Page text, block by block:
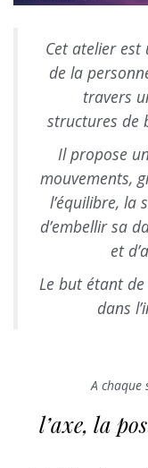
Cet atelier
de la
travers
structures de
Il propose
mouvements,
l’équilibre, la
d’embellir sa
et
Le but étant
dans
A chaque
l’axe, la